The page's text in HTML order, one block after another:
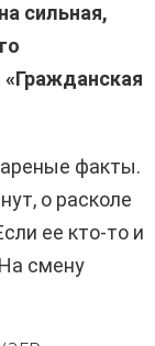
сильная,
факты.
о расколе
ее кто-то и
смену